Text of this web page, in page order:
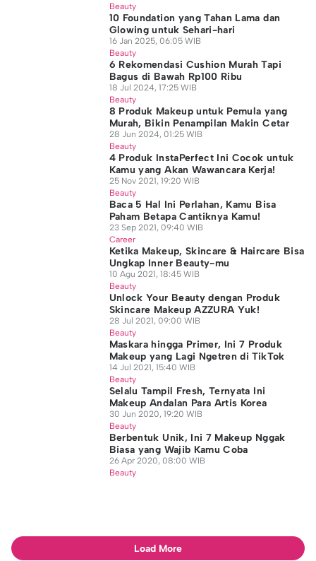
Beauty
10 Foundation yang Tahan Lama dan
Glowing untuk Sehari-hari
16 Jan 2025, 06:05 WIB
Beauty
6 Rekomendasi Cushion Murah Tapi
Bagus di Bawah Rp100 Ribu
18 Jul 2024, 17:25 WIB
Beauty
8 Produk Makeup untuk Pemula yang
Murah, Bikin Penampilan Makin Cetar
28 Jun 2024, 01:25 WIB
Beauty
4 Produk InstaPerfect Ini Cocok untuk
Kamu yang Akan Wawancara Kerja!
25 Nov 2021, 19:20 WIB
Beauty
Baca 5 Hal Ini Perlahan, Kamu Bisa
Paham Betapa Cantiknya Kamu!
23 Sep 2021, 09:40 WIB
Career
Ketika Makeup, Skincare & Haircare Bisa
Ungkap Inner Beauty-mu
10 Agu 2021, 18:45 WIB
Beauty
Unlock Your Beauty dengan Produk
Skincare Makeup AZZURA Yuk!
28 Jul 2021, 09:00 WIB
Beauty
Maskara hingga Primer, Ini 7 Produk
Makeup yang Lagi Ngetren di TikTok
14 Jul 2021, 15:40 WIB
Beauty
Selalu Tampil Fresh, Ternyata Ini
Makeup Andalan Para Artis Korea
30 Jun 2020, 19:20 WIB
Beauty
Berbentuk Unik, Ini 7 Makeup Nggak
Biasa yang Wajib Kamu Coba
26 Apr 2020, 08:00 WIB
Beauty
Load More